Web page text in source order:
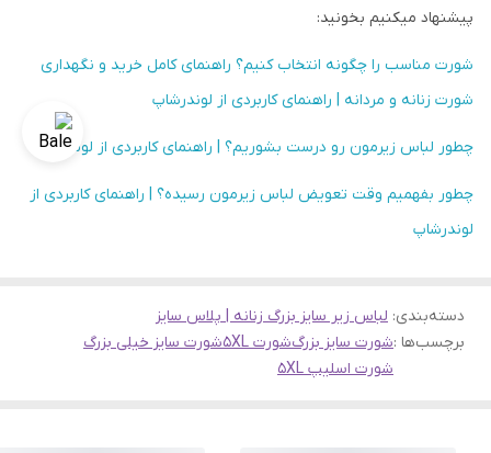
پیشنهاد میکنیم بخونید:
شورت مناسب را چگونه انتخاب کنیم؟ راهنمای کامل خرید و نگهداری
شورت زنانه و مردانه | راهنمای کاربردی از لوندرشاپ
چطور لباس زیرمون رو درست بشوریم؟ | راهنمای کاربردی از لوندرشاپ
چطور بفهمیم وقت تعویض لباس زیرمون رسیده؟ | راهنمای کاربردی از
لوندرشاپ
دسته‌بندی: لباس زیر سایز بزرگ زنانه | پلاس سایز
برچسب‌ها :شورت سایز بزرگشورت 5XL
شورت سایز خیلی بزرگ
شورت اسلیپ 5XL